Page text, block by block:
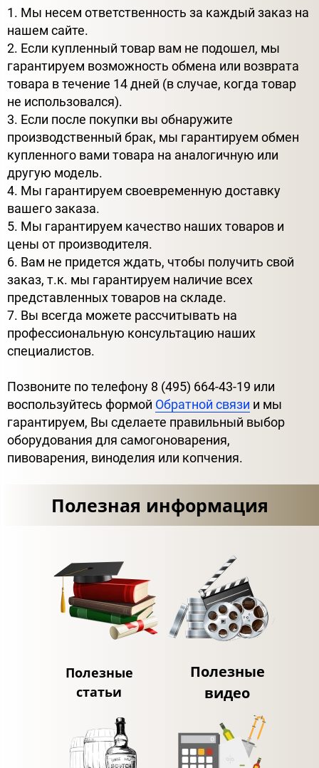
1. Мы несем ответственность за каждый заказ на
нашем сайте.
2. Если купленный товар вам не подошел, мы
гарантируем возможность обмена или возврата
товара в течение 14 дней (в случае, когда товар
не использовался).
3. Если после покупки вы обнаружите
производственный брак, мы гарантируем обмен
купленного вами товара на аналогичную или
другую модель.
4. Мы гарантируем своевременную доставку
вашего заказа.
5. Мы гарантируем качество наших товаров и
цены от производителя.
6. Вам не придется ждать, чтобы получить свой
заказ, т.к. мы гарантируем наличие всех
представленных товаров на складе.
7. Вы всегда можете рассчитывать на
профессиональную консультацию наших
специалистов.
Позвоните по телефону 8 (495) 664-43-19 или
воспользуйтесь формой Обратной связи и мы
гарантируем, Вы сделаете правильный выбор
оборудования для самогоноварения,
пивоварения, виноделия или копчения.
Полезная информация
Полезные
статьи
Полезные
видео